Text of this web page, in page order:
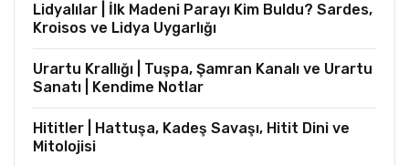
Lidyalılar | İlk Madeni Parayı Kim Buldu? Sardes,
Kroisos ve Lidya Uygarlığı
Urartu Krallığı | Tuşpa, Şamran Kanalı ve Urartu
Sanatı | Kendime Notlar
Hititler | Hattuşa, Kadeş Savaşı, Hitit Dini ve
Mitolojisi